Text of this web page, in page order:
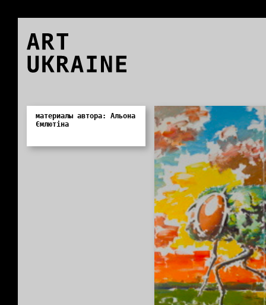
ART
UKRAINE
материалы автора: Альона
Ємлютіна